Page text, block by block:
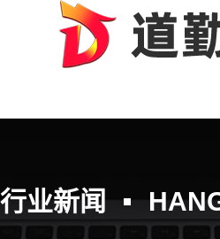
行业新闻